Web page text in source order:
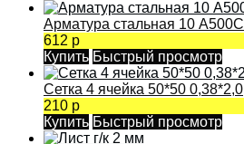
Арматура стальная 10 А500С
612 р
Купить Быстрый просмотр
Сетка 4 ячейка 50*50 0,38*2,0
210 р
Купить Быстрый просмотр